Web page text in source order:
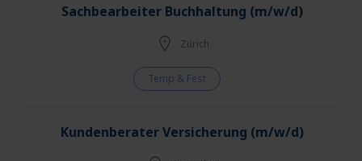
Sachbearbeiter Buchhaltung (m/w/d)
Zürich
Temp & Fest
Kundenberater Versicherung (m/w/d)